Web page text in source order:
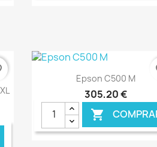
Ver+
Epson C500 M
305,20 €
